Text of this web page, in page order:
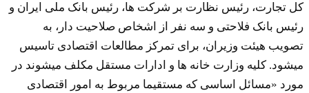
کل تجارت، رئیس نظارت بر شرکت ها، رئیس بانک ملی ایران و
رئیس بانک فلاحتی و سه نفر از اشخاص صلاحیت دار، به
تصویب هیئت وزیران، برای تمرکز مطالعات اقتصادی تاسیس
میشود. کلیه وزارت خانه ها و ادارات مستقل مکلف میشوند در
مورد «مسائل اساسی که مستقیما مربوط به امور اقتصادی